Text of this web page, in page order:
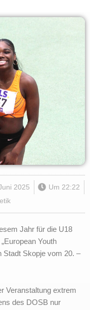
2025 Um 22:22
Jahr für die U18
Youth
Stadt Skopje vom 20. –
Veranstaltung extrem
des DOSB nur